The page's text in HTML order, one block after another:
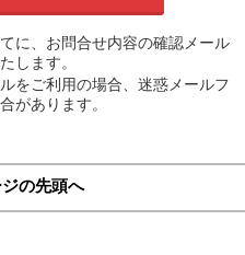
に、お問合せ内容の確認メール
します。
をご利用の場合、迷惑メールフ
があります。
の先頭へ